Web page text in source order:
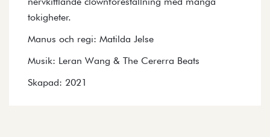
tokigheter.
Manus och regi: Matilda Jelse
Musik: Leran Wang & The Cererra Beats
Skapad: 2021